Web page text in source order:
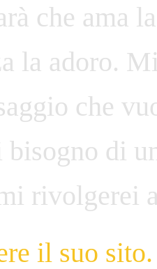
che ama
la adoro.
che
bisogno di
rivolgerei
il suo sito.